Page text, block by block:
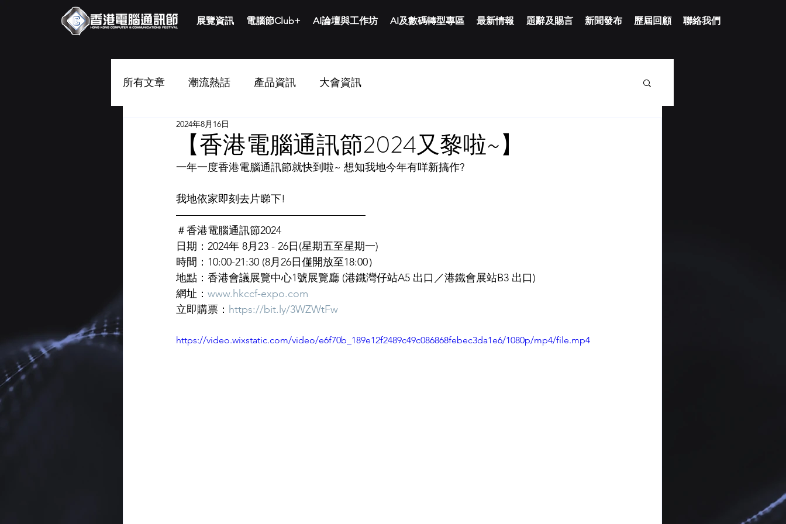
展覽資訊 電腦節Club+ AI論壇與工作坊 AI及數碼轉型專區 最新情報 題辭及賜言 新聞發布 歷屆回顧 聯絡我們
所有文章 潮流熱話 產品資訊 大會資訊
【香港電腦通訊節2024又黎啦~】
2024年8月16日
一年一度香港電腦通訊節就快到啦~ 想知我地今年有咩新搞作?
我地依家即刻去片睇下!
——————————————————
＃香港電腦通訊節2024
日期：2024年 8月23 - 26日(星期五至星期一)
時間：10:00-21:30 (8月26日僅開放至18:00）
地點：香港會議展覽中心1號展覽廳 (港鐵灣仔站A5 出口／港鐵會展站B3 出口)
網址： www.hkccf-expo.com
立即購票： https://bit.ly/3WZWtFw
https://video.wixstatic.com/video/e6f70b_189e12f2489c49c086868febec3da1e6/1080p/mp4/file.mp4